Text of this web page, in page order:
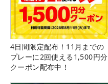
4日間限定配布！11月までの
プレーに2回使える1,500円分
クーポン配布中！